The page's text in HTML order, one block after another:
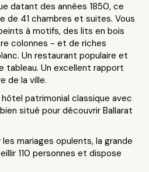
datant des années 1850, ce
de 41 chambres et suites. Vous
à motifs, des lits en bois
colonnes - et de riches
Un restaurant populaire et
tableau. Un excellent rapport
de la ville.
patrimonial classique avec
situé pour découvrir Ballarat
mariages opulents, la grande
110 personnes et dispose